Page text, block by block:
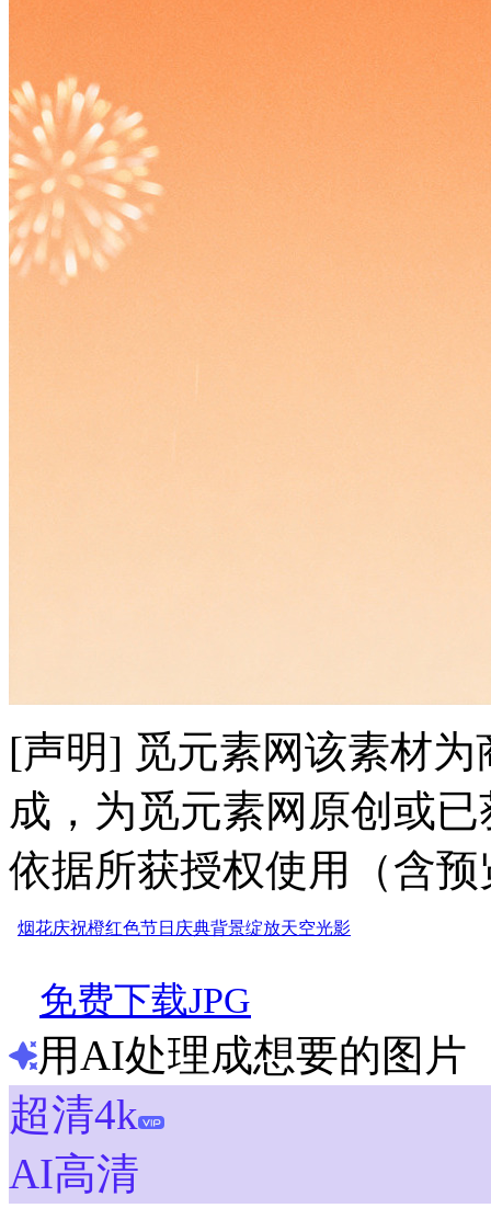
[声明] 觅元素网该素材
成，为觅元素网原创或
依据所获授权使用（含
烟花庆祝橙红色节日 庆典背景绽放天空光影
免费下载JPG
用AI处理成想要的图片
超清4k
AI高清